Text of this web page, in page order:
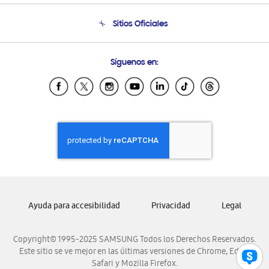
Condiciones de Compra
Soporte vía eMail
Sitios Oficiales
Samsung Ecuador
Samsung El Salvador
Samsung Honduras
Samsung Nicaragua
Samsung Panamá
Samsung Venezuela
Síguenos en:
Copyright© 1995-2025 SAMSUNG Todos los Derechos Reservados.
Este sitio se ve mejor en las últimas versiones de Chrome, Edge,
Safari y Mozilla Firefox.
Ayuda para accesibilidad Privacidad Legal